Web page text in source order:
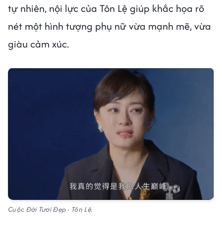
tự nhiên, nội lực của Tôn Lệ giúp khắc họa rõ
nét một hình tượng phụ nữ vừa mạnh mẽ, vừa
giàu cảm xúc.
Cuộc Đời Tươi Đẹp - Tôn Lệ.